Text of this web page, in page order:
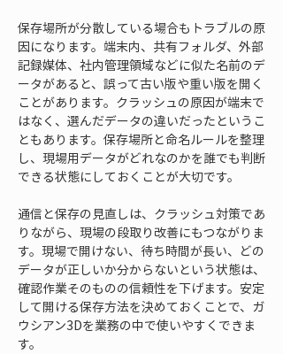
保存場所が分散している場合もトラブルの原
因になります。端末内、共有フォルダ、外部
記録媒体、社内管理領域などに似た名前のデ
ータがあると、誤って古い版や重い版を開く
ことがあります。クラッシュの原因が端末で
はなく、選んだデータの違いだったというこ
ともあります。保存場所と命名ルールを整理
し、現場用データがどれなのかを誰でも判断
できる状態にしておくことが大切です。
通信と保存の見直しは、クラッシュ対策であ
りながら、現場の段取り改善にもつながりま
す。現場で開けない、待ち時間が長い、どの
データが正しいか分からないという状態は、
確認作業そのものの信頼性を下げます。安定
して開ける保存方法を決めておくことで、ガ
ウシアン3Dを業務の中で使いやすくできま
す。